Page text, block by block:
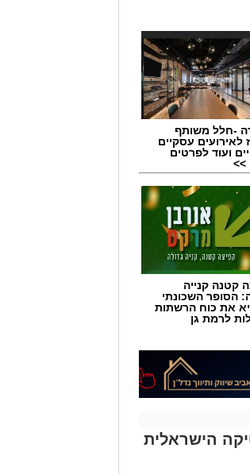
-חלל משותף
לאירועים עסקיים
ועוד לפרטים
>>
קטנה קנייה
הסופר השכונתי
את כוח הרשתות
לרמת גן
הישראלית